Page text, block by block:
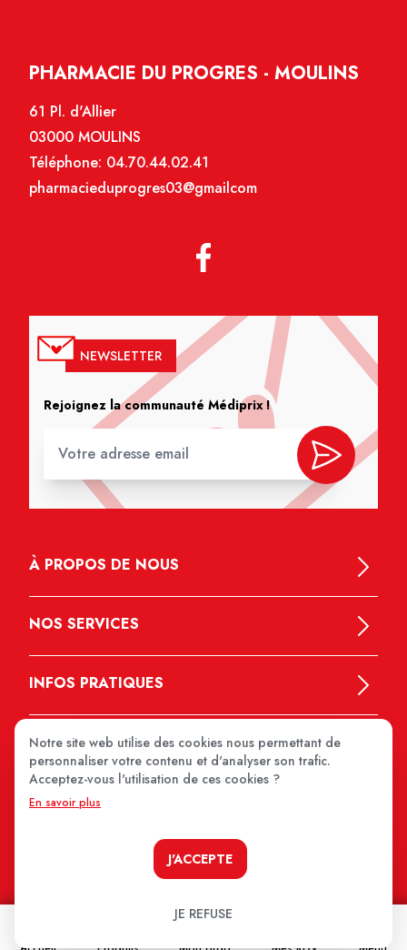
PHARMACIE DU PROGRES - MOULINS
61 Pl. d'Allier
03000 MOULINS
Téléphone: 04.70.44.02.41
pharmacieduprogres03@gmailcom
NEWSLETTER
Rejoignez la communauté Médiprix !
À PROPOS DE NOUS
NOS SERVICES
INFOS PRATIQUES
Notre site web utilise des cookies nous permettant de
personnaliser votre contenu et d'analyser son trafic.
Acceptez-vous l'utilisation de ces cookies ?
En savoir plus
J'ACCEPTE
JE REFUSE